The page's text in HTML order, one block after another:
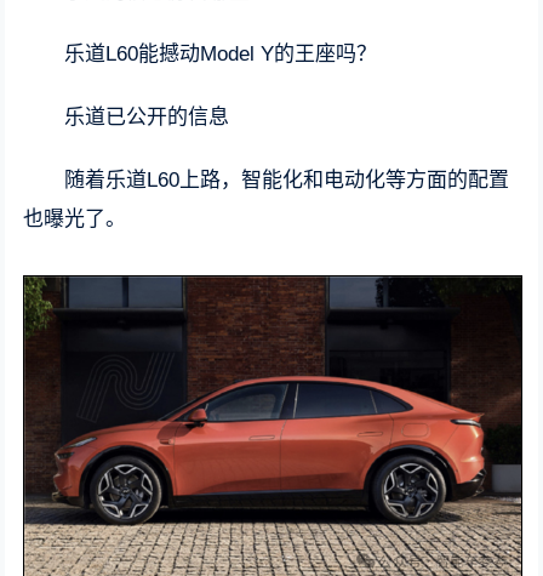
乐道L60能撼动Model Y的王座吗？
乐道已公开的信息
随着乐道L60上路，智能化和电动化等方面的配置
也曝光了。